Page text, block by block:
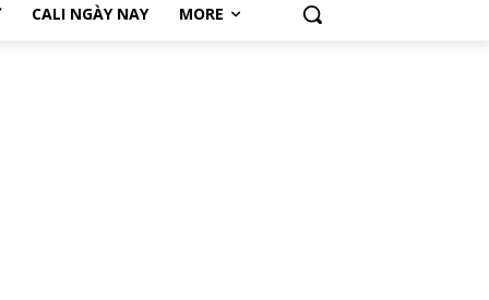
CALI NGÀY NAY MORE